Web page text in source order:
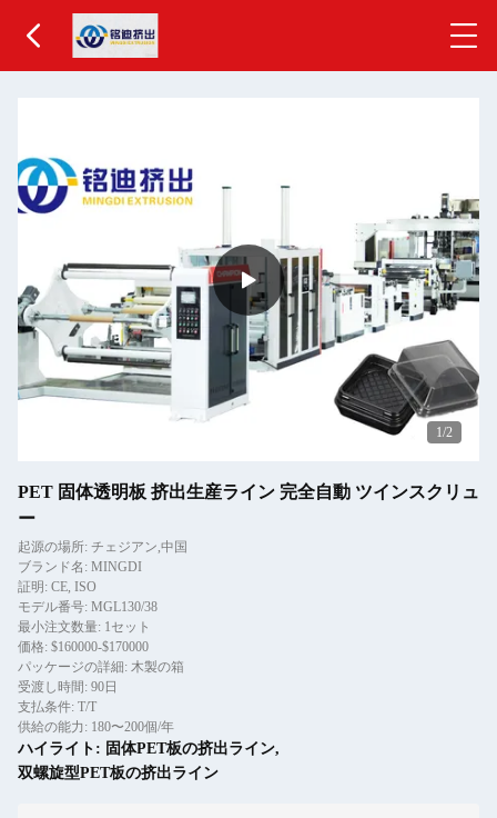
1/2
PET 固体透明板 挤出生産ライン 完全自動 ツインスクリュ
ー
起源の場所: チェジアン,中国
ブランド名: MINGDI
証明: CE, ISO
モデル番号: MGL130/38
最小注文数量: 1セット
価格: $160000-$170000
パッケージの詳細: 木製の箱
受渡し時間: 90日
支払条件: T/T
供給の能力: 180〜200個/年
ハイライト: 固体PET板の挤出ライン,
双螺旋型PET板の挤出ライン